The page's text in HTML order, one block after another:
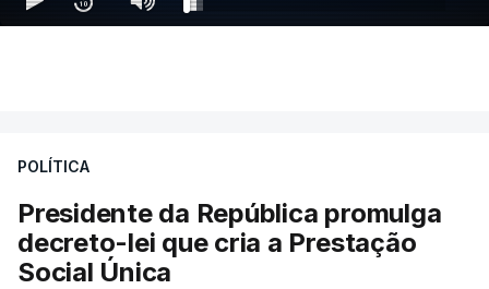
POLÍTICA
Presidente da República promulga
decreto-lei que cria a Prestação
Social Única